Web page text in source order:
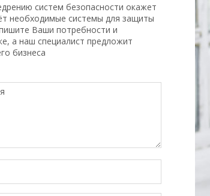
систем безопасности окажет
необходимые системы для защиты
Ваши потребности и
а наш специалист предложит
бизнеса